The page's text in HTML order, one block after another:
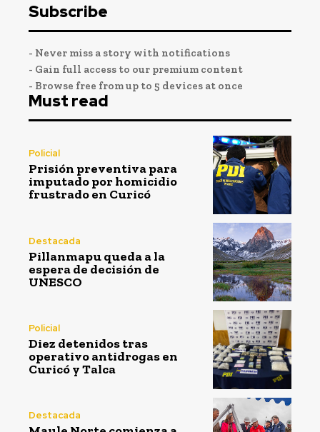
Subscribe
- Never miss a story with notifications
- Gain full access to our premium content
- Browse free from up to 5 devices at once
Must read
Policial
Prisión preventiva para
imputado por homicidio
frustrado en Curicó
Destacada
Pillanmapu queda a la
espera de decisión de
UNESCO
Policial
Diez detenidos tras
operativo antidrogas en
Curicó y Talca
Destacada